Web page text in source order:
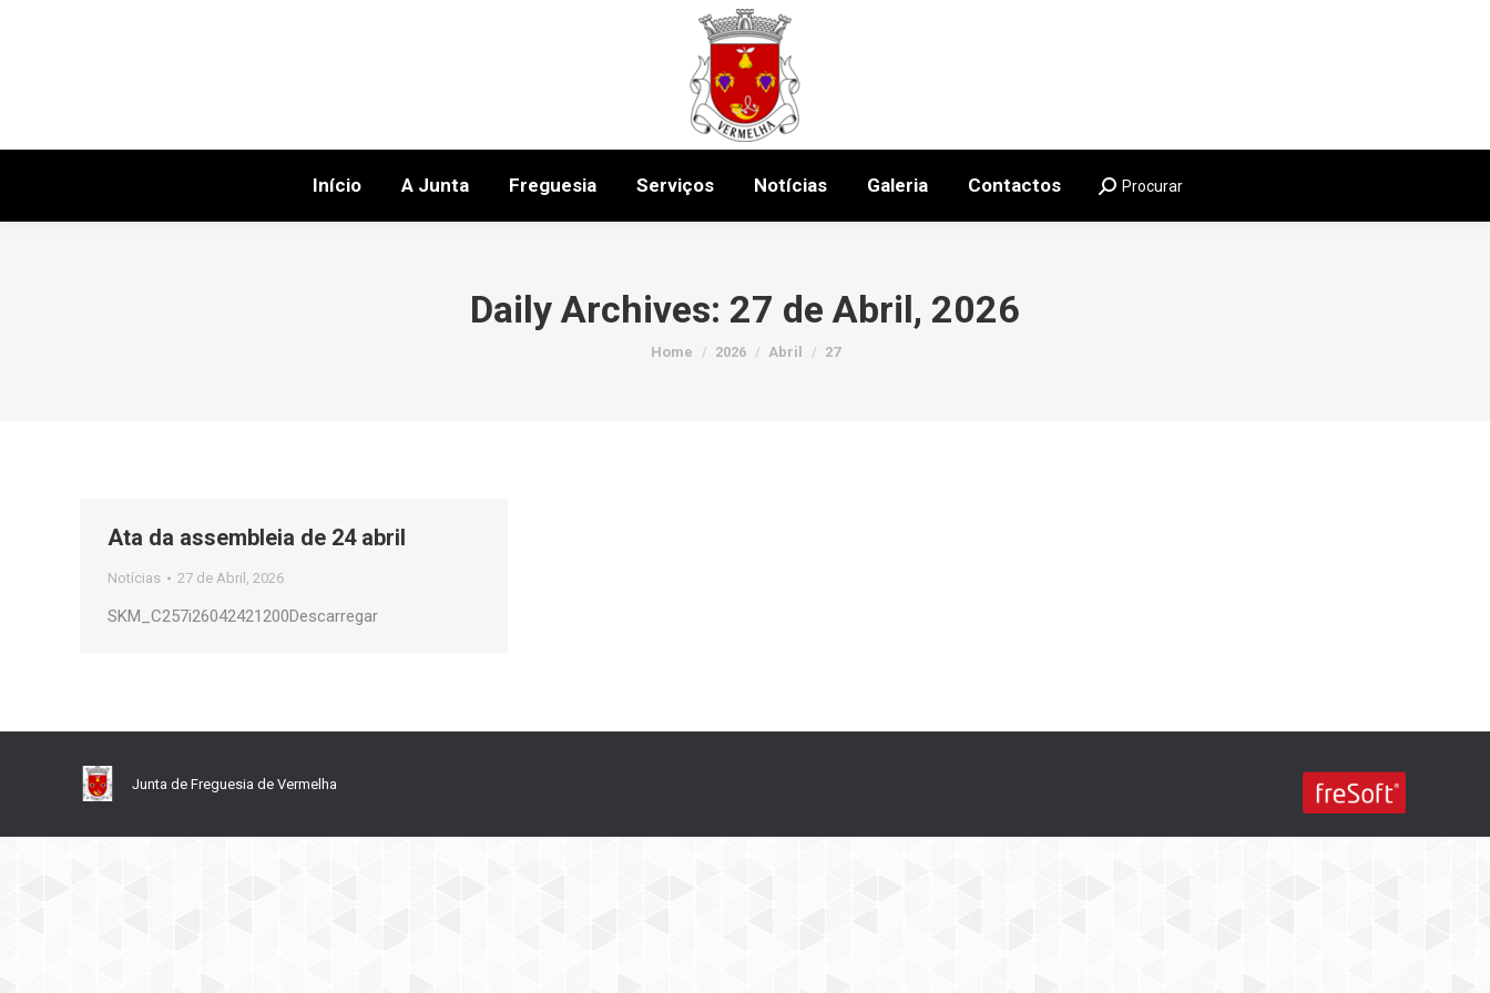
Início A Junta Freguesia Serviços Notícias Galeria Contactos Search:
Procurar
Daily Archives: 27 de Abril, 2026
You are here:
Home 2026 Abril 27
Ata da assembleia de 24 abril
Notícias 27 de Abril, 2026
SKM_C257i26042421200Descarregar
Junta de Freguesia de Vermelha
Freguesia